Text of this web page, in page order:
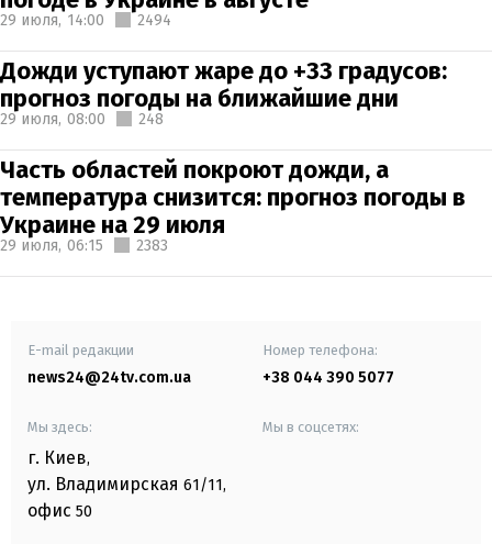
29 июля, 14:00 2494
Дожди уступают жаре до +33 градусов:
прогноз погоды на ближайшие дни
29 июля, 08:00 248
Часть областей покроют дожди, а
температура снизится: прогноз погоды в
Украине на 29 июля
29 июля, 06:15 2383
E-mail редакции
news24@24tv.com.ua
Номер телефона:
+38 044 390 5077
Мы здесь:
г. Киев,
ул. Владимирская 61/11,
офис 50
Мы в соцсетях: